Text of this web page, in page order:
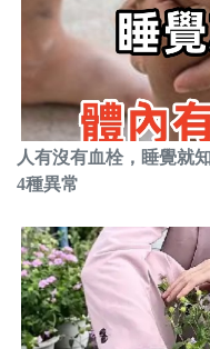
人有沒有血栓，睡覺就
4種異常